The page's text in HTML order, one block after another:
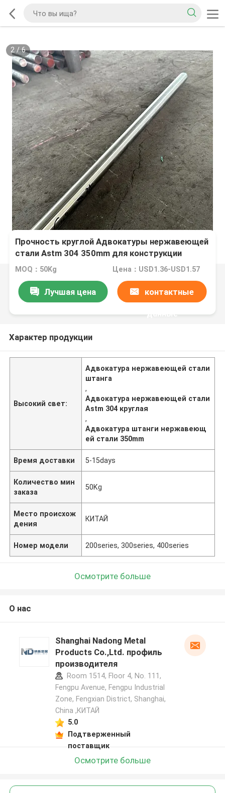
2/6
Прочность круглой Адвокатуры нержавеющей
стали Astm 304 350mm для конструкции
MOQ：50Kg Цена：USD1.36-USD1.57
Лучшая цена контактные
данные
Характер продукции
Высокий свет:
Адвокатура нержавеющей стали
штанга
,
Адвокатура нержавеющей стали
Astm 304 круглая
,
Адвокатура штанги нержавеющ
ей стали 350mm
Время доставки 5-15days
Количество мин
заказа
50Kg
Место происхож
дения
КИТАЙ
Номер модели 200series, 300series, 400series
Осмотрите больше
О нас
Shanghai Nadong Metal
Products Co.,Ltd. профиль
производителя
Room 1514, Floor 4, No. 111,
Fengpu Avenue, Fengpu Industrial
Zone, Fengxian District, Shanghai,
China ,КИТАЙ
5.0
Подтверженный
поставщик
Осмотрите больше